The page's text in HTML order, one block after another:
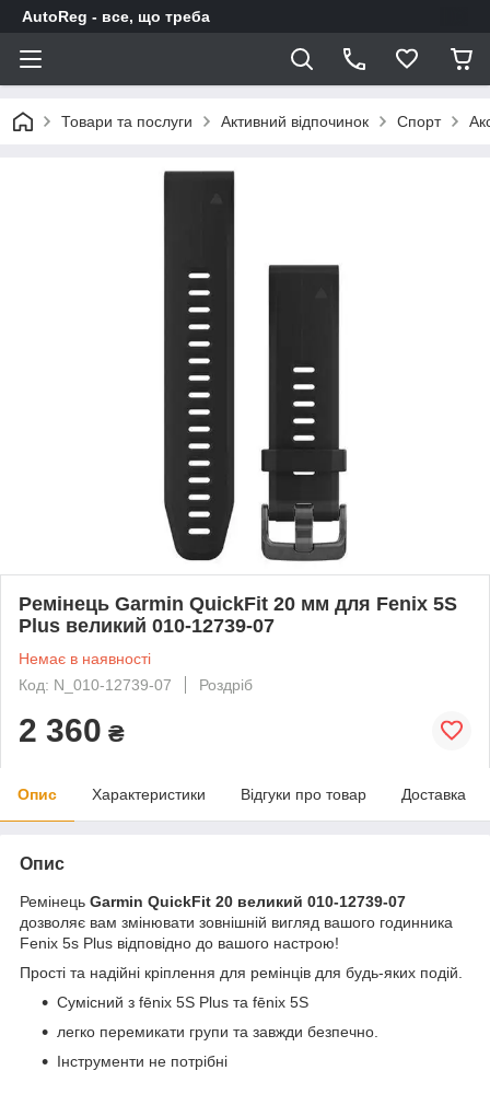
AutoReg - все, що треба
Товари та послуги Активний відпочинок Спорт
Ремінець Garmin QuickFit 20 мм для Fenix 5S
Plus великий 010-12739-07
Немає в наявності
Код: N_010-12739-07
Роздріб
2 360 ₴
Опис Характеристики Відгуки про товар Доставка
Опис
Ремінець Garmin QuickFit 20 великий 010-12739-07
дозволяє вам змінювати зовнішній вигляд вашого годинника
Fenix 5s Plus відповідно до вашого настрою!
Прості та надійні кріплення для ремінців для будь-яких подій.
Сумісний з fēnix 5S Plus та fēnix 5S
легко перемикати групи та завжди безпечно.
Інструменти не потрібні